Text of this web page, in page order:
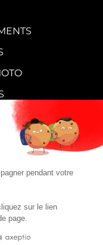
au panier
confidentialité
en matière de